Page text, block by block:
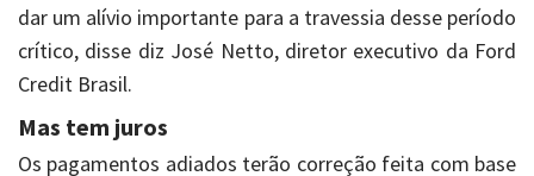
dar um alívio importante para a travessia desse período
crítico, disse diz José Netto, diretor executivo da Ford
Credit Brasil.
Mas tem juros
Os pagamentos adiados terão correção feita com base